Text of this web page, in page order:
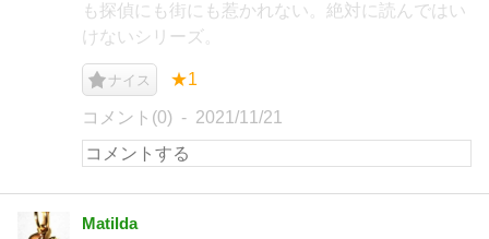
も探偵にも街にも惹かれない。絶対に読んではい
けないシリーズ。
ナイス ★1
コメント(0) 2021/11/21
Matilda